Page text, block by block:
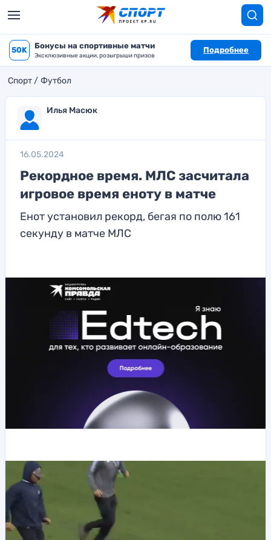
50K Бонусы на спортивные матчи
Эксклюзивные акции, розыгрыши призов
Подробнее
Спорт Футбол
Илья Масюк
16.05.2024
Рекордное время. МЛС засчитала
игровое время еноту в матче
Енот установил рекорд, бегая по полю 161
секунду в матче МЛС